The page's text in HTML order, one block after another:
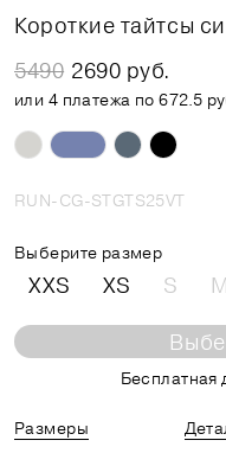
Короткие тайтсы
5490 2690 руб.
или 4 платежа по 672.5
RUN-CG-STGTS25VT
Выберите размер
XXS XS S M
Бесплатная
Размеры